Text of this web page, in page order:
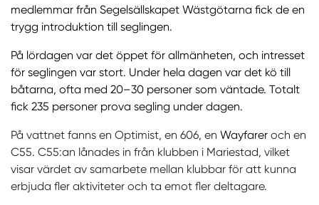
medlemmar från Segelsällskapet Wästgötarna fick de en
trygg introduktion till seglingen.
På lördagen var det öppet för allmänheten, och intresset
för seglingen var stort. Under hela dagen var det kö till
båtarna, ofta med 20–30 personer som väntade. Totalt
fick 235 personer prova segling under dagen.
På vattnet fanns en Optimist, en 606, en Wayfarer och en
C55. C55:an lånades in från klubben i Mariestad, vilket
visar värdet av samarbete mellan klubbar för att kunna
erbjuda fler aktiviteter och ta emot fler deltagare.